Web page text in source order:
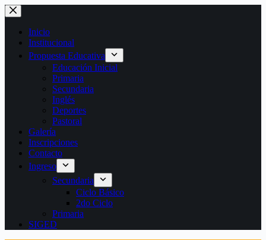
Saltar
al
contenido
Inicio
Institucional
Propuesta Educativa
Educación Inicial
Primaria
Secundaria
Inglés
Deportes
Pastoral
Galería
Inscripciones
Contacto
Ingreso
Secundaria
Ciclo Básico
2do Ciclo
Primaria
SIGED